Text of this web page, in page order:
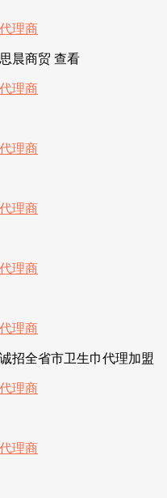
晨商贸 查看
招全省市卫生巾代理加盟